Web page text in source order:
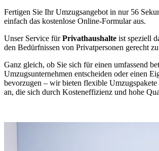
Fertigen Sie Ihr Umzugsangebot in nur 56
einfach das kostenlose Online-Formular aus.
Unser Service fürPrivathaushalte ist speziell
den Bedürfnissen von Privatpersonen gerecht
Ganz gleich, ob Sie sich für einen umfassend
Umzugsunternehmen entscheiden oder einen
bevorzugen – wir bieten flexible Umzugspakete
an, die sich durch Kosteneffizienz und hohe